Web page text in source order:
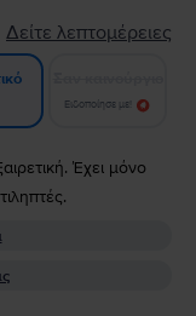
Δείτε λεπτομέρειες
Ειδοποίησε με!
Έχει μόνο